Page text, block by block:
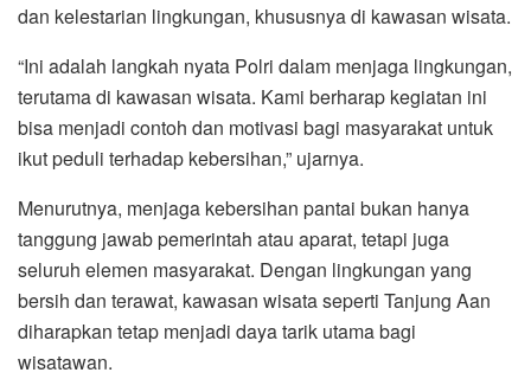
dan kelestarian lingkungan, khususnya di kawasan wisata.
“Ini adalah langkah nyata Polri dalam menjaga lingkungan,
terutama di kawasan wisata. Kami berharap kegiatan ini
bisa menjadi contoh dan motivasi bagi masyarakat untuk
ikut peduli terhadap kebersihan,” ujarnya.
Menurutnya, menjaga kebersihan pantai bukan hanya
tanggung jawab pemerintah atau aparat, tetapi juga
seluruh elemen masyarakat. Dengan lingkungan yang
bersih dan terawat, kawasan wisata seperti Tanjung Aan
diharapkan tetap menjadi daya tarik utama bagi
wisatawan.